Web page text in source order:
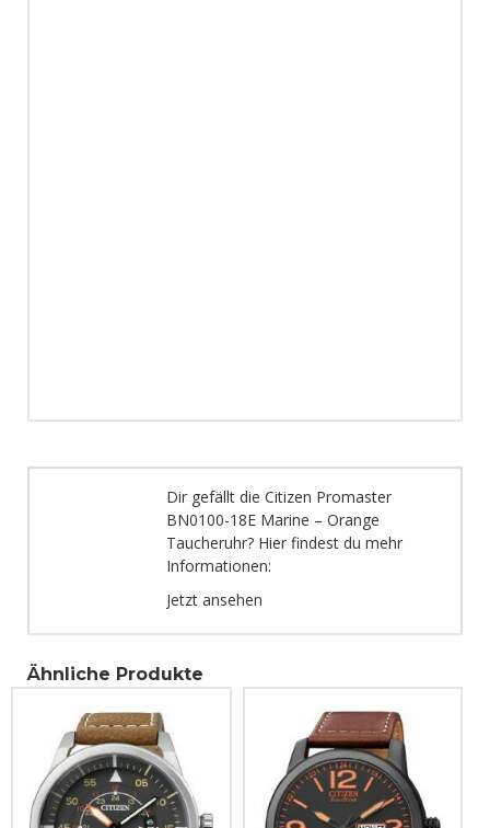
Dir gefällt die Citizen Promaster
BN0100-18E Marine – Orange
Taucheruhr? Hier findest du mehr
Informationen:
Jetzt ansehen
Ähnliche Produkte